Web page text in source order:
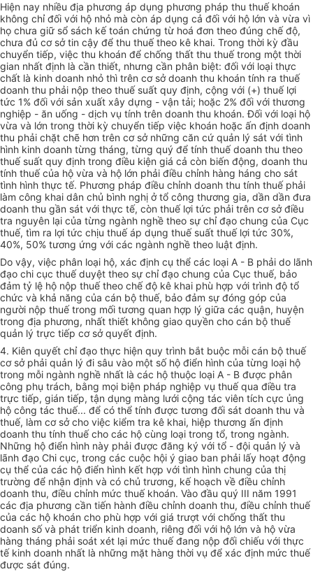
Hiện nay nhiều địa phương áp dụng phương pháp thu thuế khoán
không chỉ đối với hộ nhỏ mà còn áp dụng cả đối với hộ lớn và vừa vì
họ chưa giữ sổ sách kế toán chứng từ hoá đơn theo đúng chế độ,
chưa đủ cơ sở tin cậy để thu thuế theo kê khai. Trong thời kỳ đầu
chuyển tiếp, việc thu khoán để chống thất thu thuế trong một thời
gian nhất định là cần thiết, nhưng cần phân biệt: đối với loại thực
chất là kinh doanh nhỏ thì trên cơ sở doanh thu khoán tính ra thuế
doanh thu phải nộp theo thuế suất quy định, cộng với (+) thuế lợi
tức 1% đối với sản xuất xây dựng - vận tải; hoặc 2% đối với thương
nghiệp - ăn uống - dịch vụ tính trên doanh thu khoán. Đối với loại hộ
vừa và lớn trong thời kỳ chuyển tiếp việc khoán hoặc ấn định doanh
thu phải chặt chẽ hơn trên cơ sở những căn cứ quản lý sát với tình
hình kinh doanh từng tháng, từng quý để tính thuế doanh thu theo
thuế suất quy định trong điều kiện giá cả còn biến động, doanh thu
tính thuế của hộ vừa và hộ lớn phải điều chỉnh hàng háng cho sát
tình hình thực tế. Phương pháp điều chỉnh doanh thu tính thuế phải
làm công khai dân chủ bình nghị ở tổ công thương gia, dần dần đưa
doanh thu gần sát với thực tế, còn thuế lợi tức phải trên cơ sở điều
tra nguyên lại của từng ngành nghề theo sự chỉ đạo chung của Cục
thuế, tìm ra lợi tức chịu thuế áp dụng thuế suất thuế lợi tức 30%,
40%, 50% tương ứng với các ngành nghề theo luật định.
Do vậy, việc phân loại hộ, xác định cụ thể các loại A - B phải do lãnh
đạo chi cục thuế duyệt theo sự chỉ đạo chung của Cục thuế, bảo
đảm tỷ lệ hộ nộp thuế theo chế độ kê khai phù hợp với trình độ tổ
chức và khả năng của cán bộ thuế, bảo đảm sự đóng góp của
người nộp thuế trong mối tương quan hợp lý giữa các quận, huyện
trong địa phương, nhất thiết không giao quyền cho cán bộ thuế
quản lý trực tiếp cơ sở quyết định.
4. Kiên quyết chỉ đạo thực hiện quy trình bắt buộc mỗi cán bộ thuế
cơ sở phải quản lý đi sâu vào một số hộ điển hình của từng loại hộ
trong mỗi ngành nghề nhất là các hộ thuộc loại A - B được phân
công phụ trách, bằng mọi biện pháp nghiệp vụ thuế qua điều tra
trực tiếp, gián tiếp, tận dụng màng lưới cộng tác viên tích cực ủng
hộ công tác thuế... để có thể tính được tương đối sát doanh thu và
thuế, làm cơ sở cho việc kiểm tra kê khai, hiệp thương ấn định
doanh thu tính thuế cho các hộ cùng loại trong tổ, trong ngành.
Những hộ điển hình này phải được đăng ký với tổ - đội quản lý và
lãnh đạo Chi cục, trong các cuộc hội ý giao ban phải lấy hoạt động
cụ thể của các hộ điển hình kết hợp với tình hình chung của thị
trường để nhận định và có chủ trương, kế hoạch về điều chỉnh
doanh thu, điều chỉnh mức thuế khoán. Vào đầu quý III năm 1991
các địa phương cần tiến hành điều chỉnh doanh thu, điều chỉnh thuế
của các hộ khoán cho phù hợp với giá trượt với chống thất thu
doanh số và phát triển kinh doanh, riêng đối với hộ lớn và hộ vừa
hàng tháng phải soát xét lại mức thuế đang nộp đối chiếu với thực
tế kinh doanh nhất là những mặt hàng thời vụ để xác định mức thuế
được sát đúng.